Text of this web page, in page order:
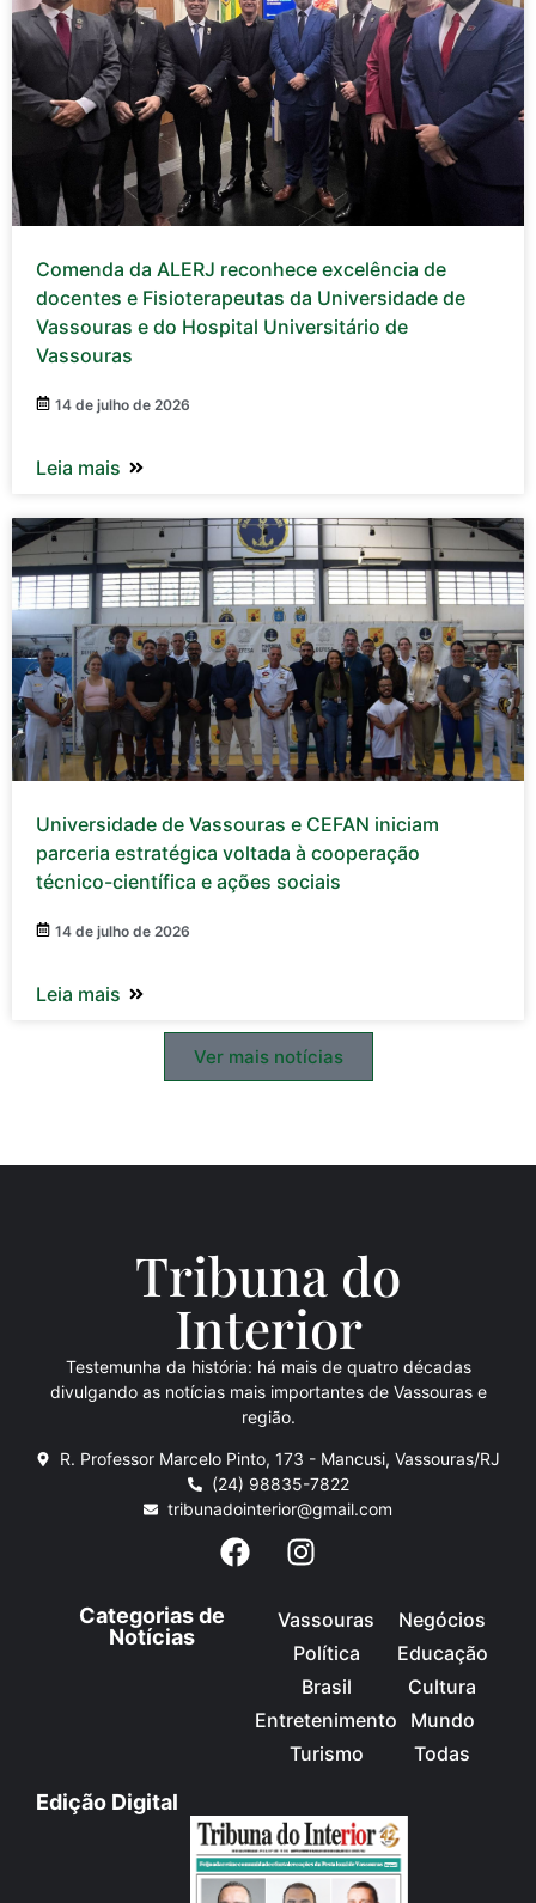
Comenda da ALERJ reconhece excelência de
docentes e Fisioterapeutas da Universidade de
Vassouras e do Hospital Universitário de
Vassouras
14 de julho de 2026
Leia mais
Universidade de Vassouras e CEFAN iniciam
parceria estratégica voltada à cooperação
técnico-científica e ações sociais
14 de julho de 2026
Leia mais
Ver mais notícias
Tribuna do
Interior
Testemunha da história: há mais de quatro décadas
divulgando as notícias mais importantes de Vassouras e
região.
R. Professor Marcelo Pinto, 173 - Mancusi, Vassouras/RJ
(24) 98835-7822
tribunadointerior@gmail.com
Categorias de
Notícias
Vassouras
Política
Brasil
Entretenimento
Turismo
Negócios
Educação
Cultura
Mundo
Todas
Edição Digital